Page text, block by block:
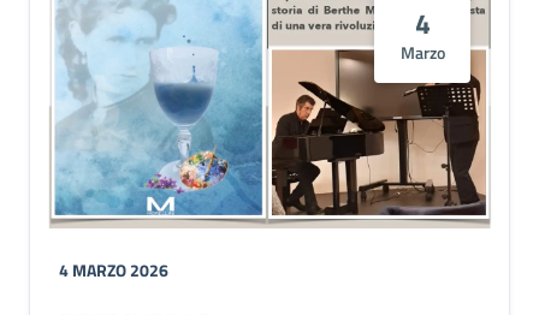
4
Marzo
4 MARZO 2026